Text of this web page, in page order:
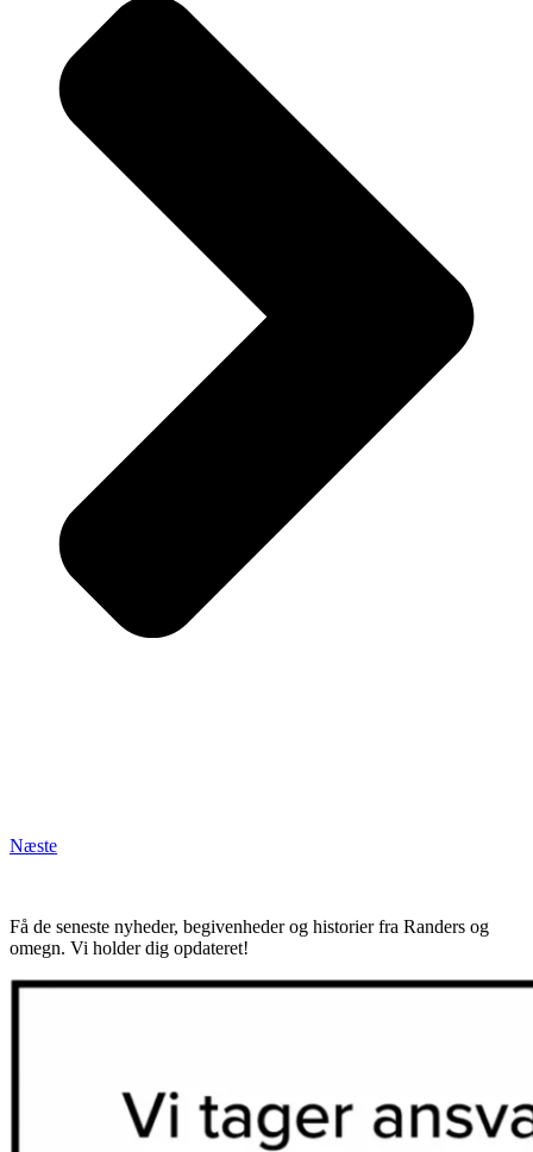
Næste
Få de seneste nyheder, begivenheder og historier fra Randers og
omegn. Vi holder dig opdateret!